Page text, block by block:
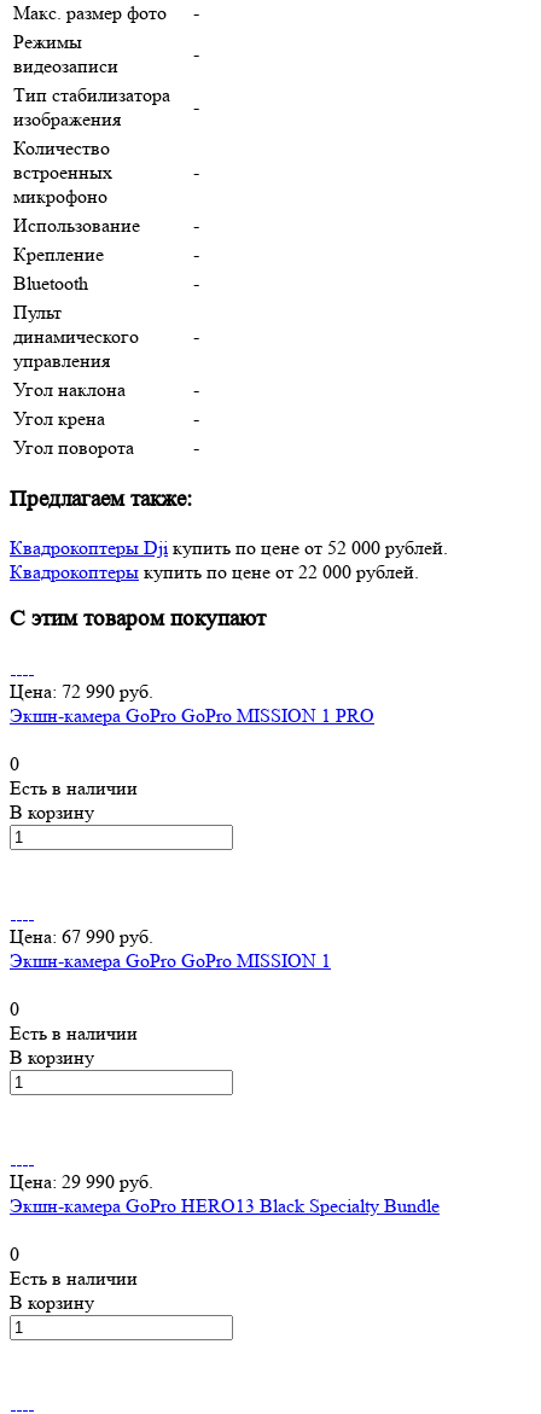
Макс. размер фото
-
Режимы
видеозаписи
-
Тип стабилизатора
изображения
-
Количество
встроенных
микрофоно
-
Использование
-
Крепление
-
Bluetooth
-
Пульт
динамического
управления
-
Угол наклона
-
Угол крена
-
Угол поворота
-
Предлагаем также:
Квадрокоптеры Dji купить по цене от 52 000 рублей.
Квадрокоптеры купить по цене от 22 000 рублей.
С этим товаром покупают
Цена: 72 990 руб.
Экшн-камера GoPro GoPro MISSION 1 PRO
0
Есть в наличии
В корзину
Цена: 67 990 руб.
Экшн-камера GoPro GoPro MISSION 1
0
Есть в наличии
В корзину
Цена: 29 990 руб.
Экшн-камера GoPro HERO13 Black Specialty Bundle
0
Есть в наличии
В корзину